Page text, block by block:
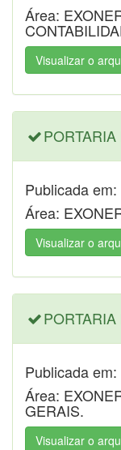
Área:
Visualizar o
Publicada
Área:
Visualizar o
Publicada
Área:
GERAIS.
Visualizar o